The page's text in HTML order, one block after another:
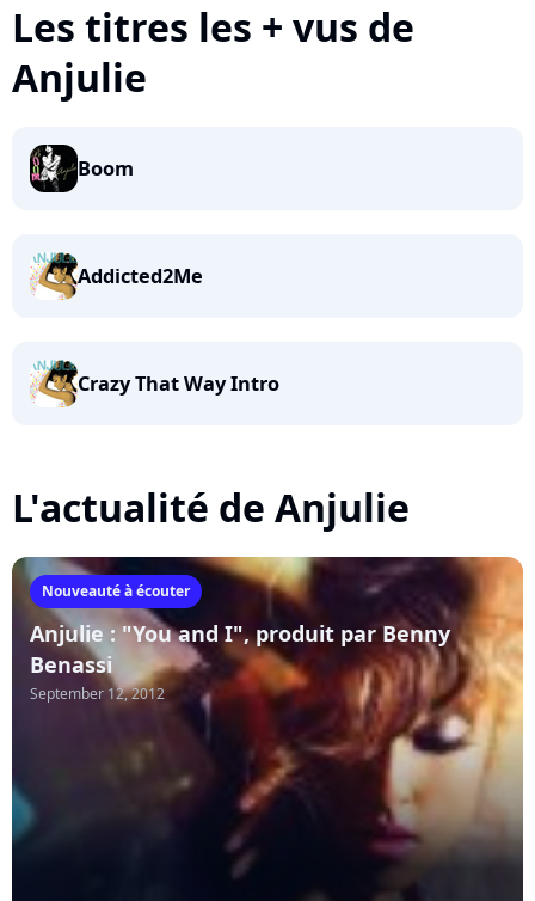
Les titres les + vus de
Anjulie
Boom
Addicted2Me
Crazy That Way Intro
L'actualité de Anjulie
Nouveauté à écouter
Anjulie : "You and I", produit par Benny
Benassi
September 12, 2012